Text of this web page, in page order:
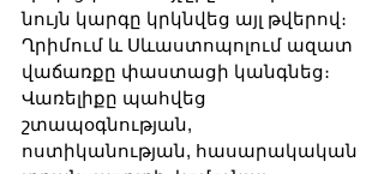
նույն կարգը կրկնվեց այլ թվերով։
Ղրիմում և Սևաստոպոլում ազատ
վաճառքը փաստացի կանգնեց։
Վառելիքը պահվեց
շտապօգնության,
ոստիկանության, հասարակական